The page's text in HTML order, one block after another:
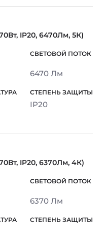
IP20, 6470Лм, 5К)
6470 Лм
IP20
IP20, 6370Лм, 4К)
6370 Лм